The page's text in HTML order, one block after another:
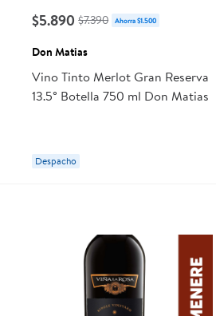
$5.890 $7.390 Ahorra $1.500
Don Matias
Vino Tinto Merlot Gran Reserva
13.5° Botella 750 ml Don Matias
Despacho